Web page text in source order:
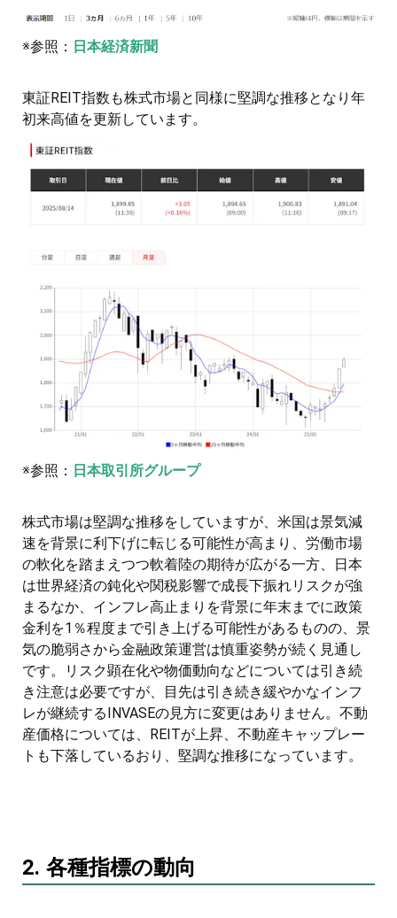
※参照： 日本経済新聞
東証REIT指数も株式市場と同様に堅調な推移となり年
初来高値を更新しています。
※参照： 日本取引所グループ
株式市場は堅調な推移をしていますが、米国は景気減
速を背景に利下げに転じる可能性が高まり、労働市場
の軟化を踏まえつつ軟着陸の期待が広がる一方、日本
は世界経済の鈍化や関税影響で成長下振れリスクが強
まるなか、インフレ高止まりを背景に年末までに政策
金利を1％程度まで引き上げる可能性があるものの、景
気の脆弱さから金融政策運営は慎重姿勢が続く見通し
です。リスク顕在化や物価動向などについては引き続
き注意は必要ですが、目先は引き続き緩やかなインフ
レが継続するINVASEの見方に変更はありません。不動
産価格については、REITが上昇、不動産キャップレー
トも下落しているおり、堅調な推移になっています。
2. 各種指標の動向